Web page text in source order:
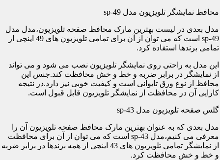
محافظ نمایشگر تلویزیون مدل sp-49
مدل بعدی در لیست بهترین مارک محافظ صفحه تلویزیون،مدل مدل
sp-49 است که می توان از آن برای تمامی تلویزیون های 49 اینچی از
تمامی برندها استفاده کرد.
این مدل به راحتی روی نمایشگر تلویزیون نصب می شود و می تواند
از نمایشگر در برابر ضربه و خط و خش محافظت کند.جنس این
محافظ از نوع ورق تایوانی است و کیفیت خوبی نیز دارد.در نتیجه
کارایی آن در محافظت از نمایشگر تلویزیون قابل قبول است.
گلس صفحه تلویزیون مدل sp-43
مدل بعدی که به عنوان بهترین مارک محافظ صفحه تلویزیون آن را
معرفی می کنیم،مدل sp-43 است که می توان از آن برای محافظت
از نمایشگر تمامی تلویزیون های 43 اینچی از همه برندها در برابر ضربه
و خط و خش محافظت کرد.